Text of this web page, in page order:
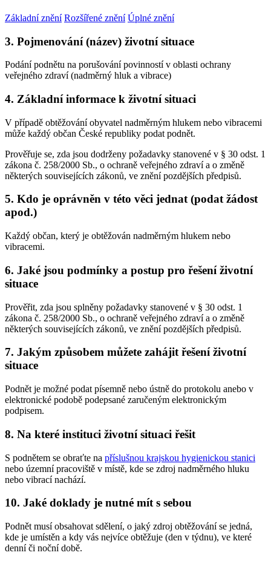
Základní znění Rozšířené znění Úplné znění
3. Pojmenování (název) životní situace
Podání podnětu na porušování povinností v oblasti ochrany
veřejného zdraví (nadměrný hluk a vibrace)
4. Základní informace k životní situaci
V případě obtěžování obyvatel nadměrným hlukem nebo vibracemi
může každý občan České republiky podat podnět.
Prověřuje se, zda jsou dodrženy požadavky stanovené v § 30 odst. 1
zákona č. 258/2000 Sb., o ochraně veřejného zdraví a o změně
některých souvisejících zákonů, ve znění pozdějších předpisů.
5. Kdo je oprávněn v této věci jednat (podat žádost
apod.)
Každý občan, který je obtěžován nadměrným hlukem nebo
vibracemi.
6. Jaké jsou podmínky a postup pro řešení životní
situace
Prověřit, zda jsou splněny požadavky stanovené v § 30 odst. 1
zákona č. 258/2000 Sb., o ochraně veřejného zdraví a o změně
některých souvisejících zákonů, ve znění pozdějších předpisů.
7. Jakým způsobem můžete zahájit řešení životní
situace
Podnět je možné podat písemně nebo ústně do protokolu anebo v
elektronické podobě podepsané zaručeným elektronickým
podpisem.
8. Na které instituci životní situaci řešit
S podnětem se obraťte na příslušnou krajskou hygienickou stanici
nebo územní pracoviště v místě, kde se zdroj nadměrného hluku
nebo vibrací nachází.
10. Jaké doklady je nutné mít s sebou
Podnět musí obsahovat sdělení, o jaký zdroj obtěžování se jedná,
kde je umístěn a kdy vás nejvíce obtěžuje (den v týdnu), ve které
denní či noční době.